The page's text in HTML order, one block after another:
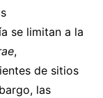
se limitan a la
,
de sitios
las